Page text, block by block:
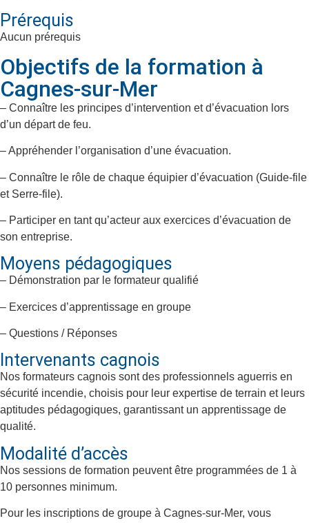
Prérequis
Aucun prérequis
Objectifs de la formation à
Cagnes-sur-Mer
– Connaître les principes d’intervention et d’évacuation lors
d’un départ de feu.
– Appréhender l’organisation d’une évacuation.
– Connaître le rôle de chaque équipier d’évacuation (Guide-file
et Serre-file).
– Participer en tant qu’acteur aux exercices d’évacuation de
son entreprise.
Moyens pédagogiques
– Démonstration par le formateur qualifié
– Exercices d’apprentissage en groupe
– Questions / Réponses
Intervenants cagnois
Nos formateurs cagnois sont des professionnels aguerris en
sécurité incendie, choisis pour leur expertise de terrain et leurs
aptitudes pédagogiques, garantissant un apprentissage de
qualité.
Modalité d’accès
Nos sessions de formation peuvent être programmées de 1 à
10 personnes minimum.
Pour les inscriptions de groupe à Cagnes-sur-Mer, vous